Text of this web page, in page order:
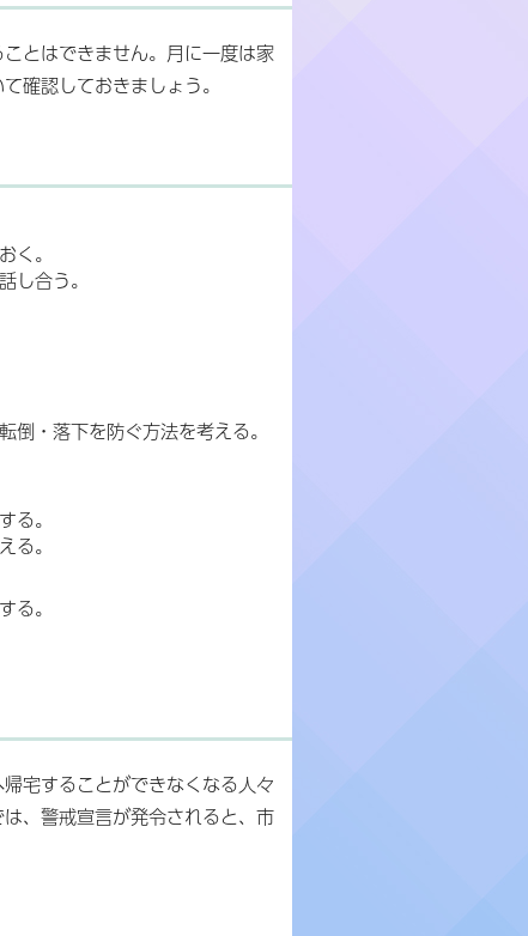
とはできません。月に一度は家
確認しておきましょう。
く。
し合う。
倒・落下を防ぐ方法を考える。
る。
る。
る。
宅することができなくなる人々
、警戒宣言が発令されると、市